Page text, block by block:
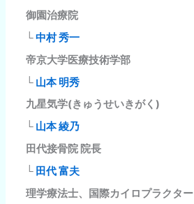
御園治療院
└中村 秀一
帝京大学医療技術学部
└ 山本 明秀
九星気学(きゅうせいきがく)
└ 山本 綾乃
田代接骨院 院長
└ 田代 富夫
理学療法士、国際カイロプラクター